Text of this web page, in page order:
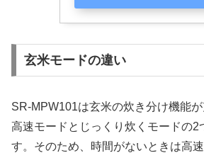
玄米モードの違い
SR-MPW101は玄米の炊き分け機能
高速モードとじっくり炊くモードの2
す。そのため、時間がないときは高